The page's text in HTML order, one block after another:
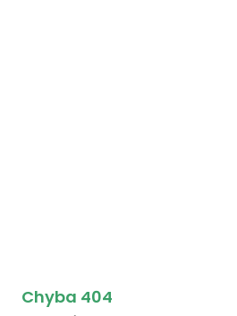
Chyba 404